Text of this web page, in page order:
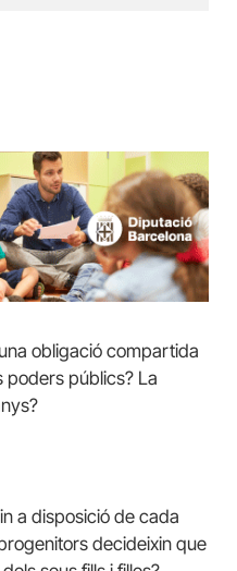
obligació compartida
poders públics? La
a disposició de cada
decideixin que